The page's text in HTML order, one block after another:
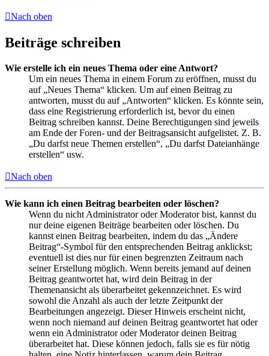
Nach oben
Beiträge schreiben
Wie erstelle ich ein neues Thema oder eine Antwort?
Um ein neues Thema in einem Forum zu eröffnen, musst du
auf „Neues Thema“ klicken. Um auf einen Beitrag zu
antworten, musst du auf „Antworten“ klicken. Es könnte sein,
dass eine Registrierung erforderlich ist, bevor du einen
Beitrag schreiben kannst. Deine Berechtigungen sind jeweils
am Ende der Foren- und der Beitragsansicht aufgelistet. Z. B.
„Du darfst neue Themen erstellen“, „Du darfst Dateianhänge
erstellen“ usw.
Nach oben
Wie kann ich einen Beitrag bearbeiten oder löschen?
Wenn du nicht Administrator oder Moderator bist, kannst du
nur deine eigenen Beiträge bearbeiten oder löschen. Du
kannst einen Beitrag bearbeiten, indem du das „Ändere
Beitrag“-Symbol für den entsprechenden Beitrag anklickst;
eventuell ist dies nur für einen begrenzten Zeitraum nach
seiner Erstellung möglich. Wenn bereits jemand auf deinen
Beitrag geantwortet hat, wird dein Beitrag in der
Themenansicht als überarbeitet gekennzeichnet. Es wird
sowohl die Anzahl als auch der letzte Zeitpunkt der
Bearbeitungen angezeigt. Dieser Hinweis erscheint nicht,
wenn noch niemand auf deinen Beitrag geantwortet hat oder
wenn ein Administrator oder Moderator deinen Beitrag
überarbeitet hat. Diese können jedoch, falls sie es für nötig